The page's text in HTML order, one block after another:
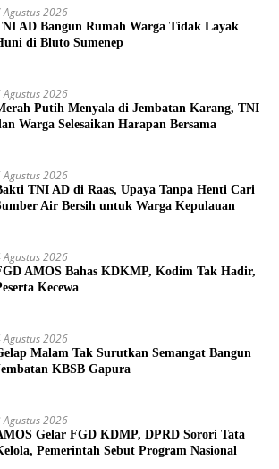
Agustus 2026
AD Bangun Rumah Warga Tidak Layak
di Bluto Sumenep
Agustus 2026
Putih Menyala di Jembatan Karang, TNI
Warga Selesaikan Harapan Bersama
Agustus 2026
TNI AD di Raas, Upaya Tanpa Henti Cari
Air Bersih untuk Warga Kepulauan
Agustus 2026
AMOS Bahas KDKMP, Kodim Tak Hadir,
Kecewa
Agustus 2026
Malam Tak Surutkan Semangat Bangun
KBSB Gapura
Agustus 2026
Gelar FGD KDMP, DPRD Sorori Tata
Pemerintah Sebut Program Nasional